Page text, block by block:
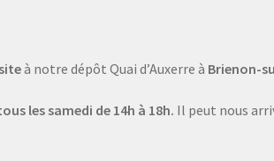
à notre dépôt Quai d’Auxerre à Brienon-
les samedi de 14h à 18h. Il peut nous